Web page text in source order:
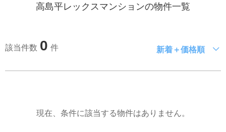
高島平レックスマンションの物件一覧
該当件数 0 件 新着＋価格順
現在、条件に該当する物件はありません。